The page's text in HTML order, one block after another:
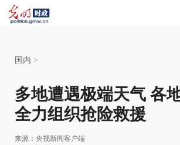
国内 >
多地遭遇极端天气 各
全力组织抢险救援
来源：央视新闻客户端